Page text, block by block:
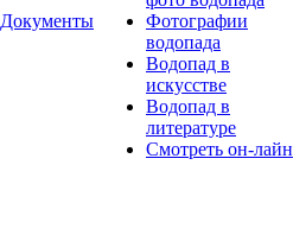
Документы
Фотографии
водопада
Водопад в
искусстве
Водопад в
литературе
Смотреть он-лайн